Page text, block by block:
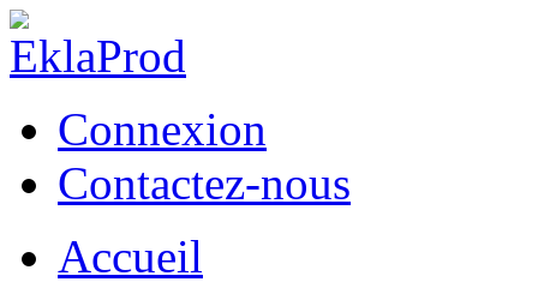
Connexion
Contactez-nous
Accueil